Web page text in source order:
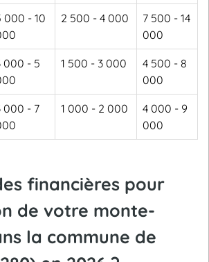
000 - 10
2 500 - 4 000
7 500 - 14
000
000 - 5
1 500 - 3 000
4 500 - 8
000
000 - 7
1 000 - 2 000
4 000 - 9
000
financières pour
de votre monte-
la commune de